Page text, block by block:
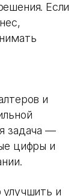
Если
и
задача —
цифры и
и